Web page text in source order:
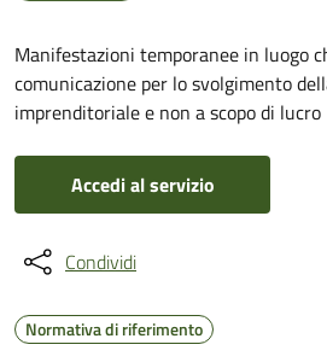
Manifestazioni temporanee in luogo
comunicazione per lo svolgimento
imprenditoriale e non a scopo di lucro
Accedi al servizio
Condividi
Normativa di riferimento